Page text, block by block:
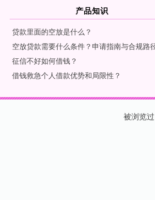
产品知识
贷款里面的空放是什么？
空放贷款需要什么条件？申请指南与合规路
征信不好如何借钱？
借钱救急个人借款优势和局限性？
被浏览